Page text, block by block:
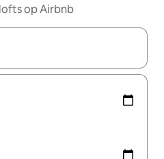
op Airbnb
zijn, maak je een keuze